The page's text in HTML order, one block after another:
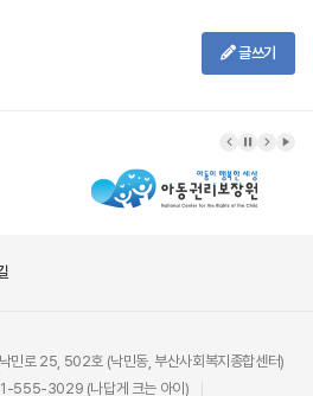
글쓰기
민로 25, 502호 (낙민동, 부산사회복지종합센터)
555-3029 (나답게 크는 아이)